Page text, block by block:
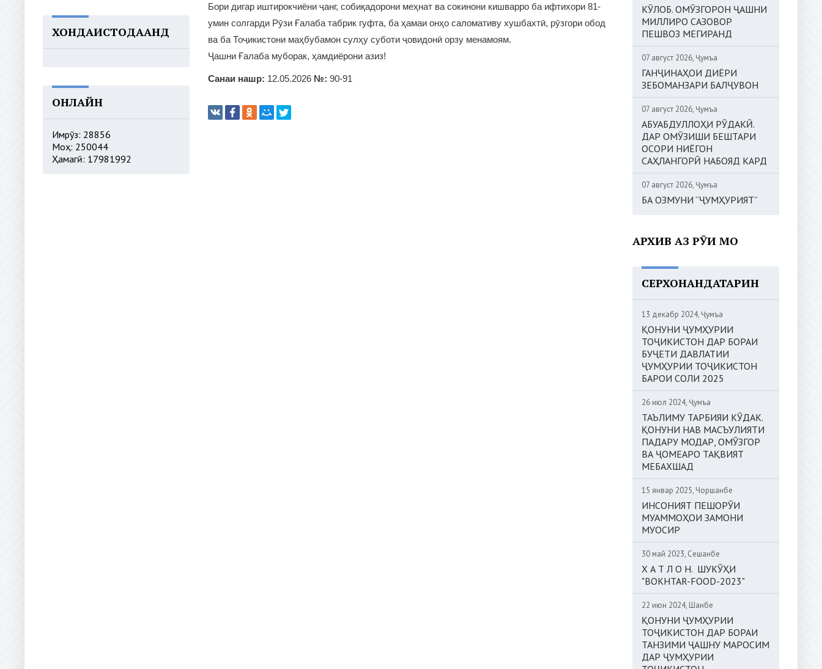
ХОНДАИСТОДААНД
ОНЛАЙН
Имрӯз: 28856
Моҳ: 250044
Ҳамагӣ: 17981992
Бори дигар иштирокчиёни ҷанг, собиқадорони меҳнат ва сокинони кишварро ба ифтихори 81-
умин солгарди Рӯзи Ғалаба табрик гуфта, ба ҳамаи онҳо саломативу хушбахтӣ, рӯзгори обод
ва ба Тоҷикистони маҳбубамон сулҳу суботи ҷовидонӣ орзу менамоям.
Ҷашни Ғалаба муборак, ҳамдиёрони азиз!
Санаи нашр: 12.05.2026 №: 90-91
КӮЛОБ. ОМӮЗГОРОН ҶАШНИ
МИЛЛИРО САЗОВОР
ПЕШВОЗ МЕГИРАНД
07 август 2026, Ҷумъа
ГАНҶИНАҲОИ ДИЁРИ
ЗЕБОМАНЗАРИ БАЛҶУВОН
07 август 2026, Ҷумъа
АБУАБДУЛЛОҲИ РӮДАКӢ.
ДАР ОМӮЗИШИ БЕШТАРИ
ОСОРИ НИЁГОН
САҲЛАНГОРӢ НАБОЯД КАРД
07 август 2026, Ҷумъа
БА ОЗМУНИ “ҶУМҲУРИЯТ”
АРХИВ АЗ РӮИ МОҲ
СЕРХОНАНДАТАРИН
13 декабр 2024, Ҷумъа
ҚОНУНИ ҶУМҲУРИИ
ТОҶИКИСТОН ДАР БОРАИ
БУҶЕТИ ДАВЛАТИИ
ҶУМҲУРИИ ТОҶИКИСТОН
БАРОИ СОЛИ 2025
26 июл 2024, Ҷумъа
ТАЪЛИМУ ТАРБИЯИ КӮДАК.
ҚОНУНИ НАВ МАСЪУЛИЯТИ
ПАДАРУ МОДАР, ОМӮЗГОР
ВА ҶОМЕАРО ТАҚВИЯТ
МЕБАХШАД
15 январ 2025, Чоршанбе
ИНСОНИЯТ ПЕШОРӮИ
МУАММОҲОИ ЗАМОНИ
МУОСИР
30 май 2023, Сешанбе
Х А Т Л О Н. ШУКӮҲИ
"BOKHTAR-FOOD-2023"
22 июн 2024, Шанбе
ҚОНУНИ ҶУМҲУРИИ
ТОҶИКИСТОН ДАР БОРАИ
ТАНЗИМИ ҶАШНУ МАРОСИМ
ДАР ҶУМҲУРИИ